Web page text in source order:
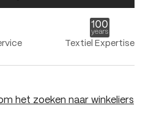
Textiel Expertise
het zoeken naar winkeliers